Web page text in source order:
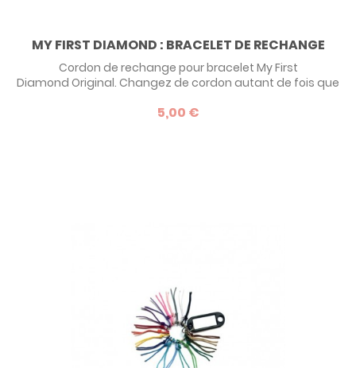
MY FIRST DIAMOND : BRACELET DE RECHANGE
Cordon de rechange pour bracelet My First
Diamond Original. Changez de cordon autant de fois que
5,00 €